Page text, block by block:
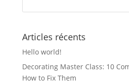
Articles récents
Hello world!
Decorating Master Class: 10
How to Fix Them